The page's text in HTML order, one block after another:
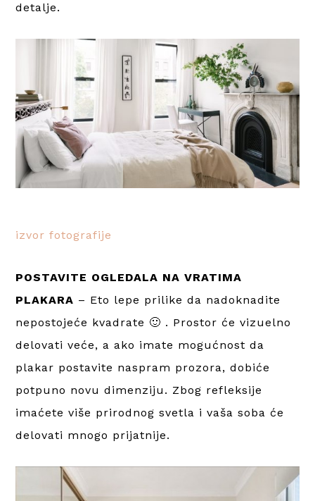
detalje.
izvor fotografije
POSTAVITE OGLEDALA NA VRATIMA
PLAKARA – Eto lepe prilike da nadoknadite
nepostojeće kvadrate 🙂 . Prostor će vizuelno
delovati veće, a ako imate mogućnost da
plakar postavite naspram prozora, dobiće
potpuno novu dimenziju. Zbog refleksije
imaćete više prirodnog svetla i vaša soba će
delovati mnogo prijatnije.